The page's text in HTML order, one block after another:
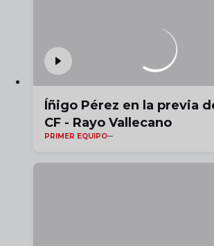
Íñigo Pérez en la previa
CF - Rayo Vallecano
PRIMER EQUIPO